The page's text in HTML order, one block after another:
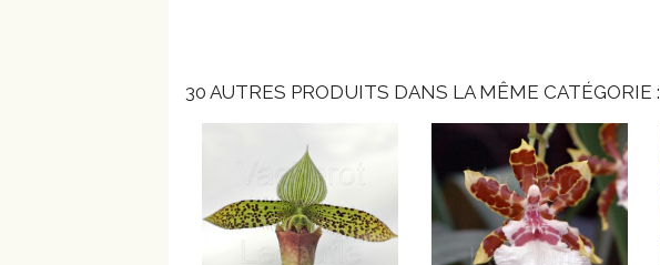
30 AUTRES PRODUITS DANS LA MÊME CATÉGORIE :